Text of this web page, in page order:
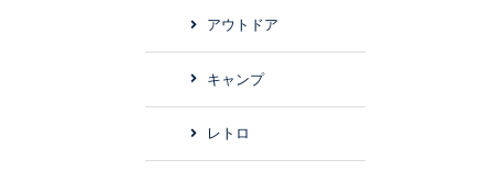
アウトドア
キャンプ
レトロ